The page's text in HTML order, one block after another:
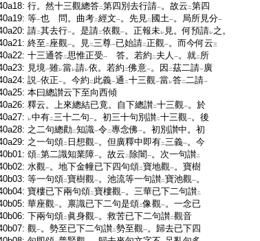
行。然十三觀總答二第四別去行請一。故云 二第四
等一也 問。曲考二經文一。先見二 國土一。局所見分一
請二其去行一。是請二依觀一。正報未レ 見。何預請レ之。
終至 二 座觀一。見二三尊一已始請二正觀一。而今何云三
十三通答二思惟正受一 答。若約 二 夫人 一。就二 所
見境一雖レ當レ請レ依。若約 二佛意一。因 二茲二請一廣
説一依正一。今約 二 此義一通 二十三觀一當レ答二二請一
本曰總讃云下至向西傾
釋云。上來總結已竟。自下總讃二十三觀一。於
レ中有二三十二句一。初三十句別讃二十三觀一。後
之二句總勸二知識一令二專念佛一。初別讃中。初
之一句頌二 日想觀一。但廣釋中即有二三義一。今
頌二第二識知業障一。故云 二 除闇一。次一句讃二
水觀一。地下金幢已下四句頌二寶地觀一。寶樹
等一句頌二寶樹觀一。池流等一句讃二寶池觀一。
寶樓已下兩句頌二寶樓觀一。三華已下二句讃二
華座觀一。禀識已下二句是頌二像觀一。一念已
下兩句頌二 眞身觀一。救苦已下二句讃二觀音
觀一。勢至已下二句讃二勢至觀一。歸去已下四